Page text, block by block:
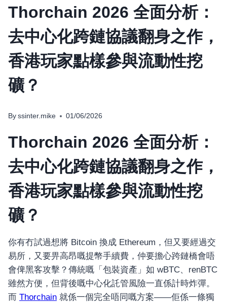
อุปกรณ์เสริมโทรศัพท์
สินค้าตามแบรนด์
Thorchain 2026 全面分析：
去中心化跨鏈協議翻身之作，
香港玩家點樣參與流動性挖
礦？
By ssinter.mike 01/06/2026
Thorchain 2026 全面分析：
去中心化跨鏈協議翻身之作，
香港玩家點樣參與流動性挖
礦？
你有冇試過想將 Bitcoin 換成 Ethereum，但又要經過交
易所，又要畀高昂嘅提幣手續費，仲要擔心跨鏈橋會唔
會俾黑客攻擊？傳統嘅「包裝資產」如 wBTC、renBTC
雖然方便，但背後嘅中心化託管風險一直係計時炸彈。
而 Thorchain 就係一個完全唔同嘅方案——佢係一條獨